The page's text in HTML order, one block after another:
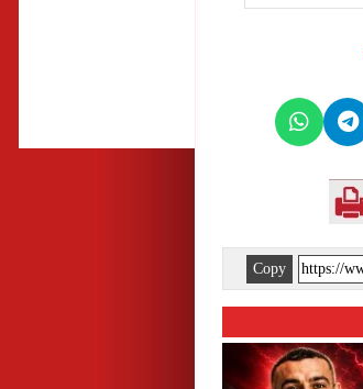
Copy